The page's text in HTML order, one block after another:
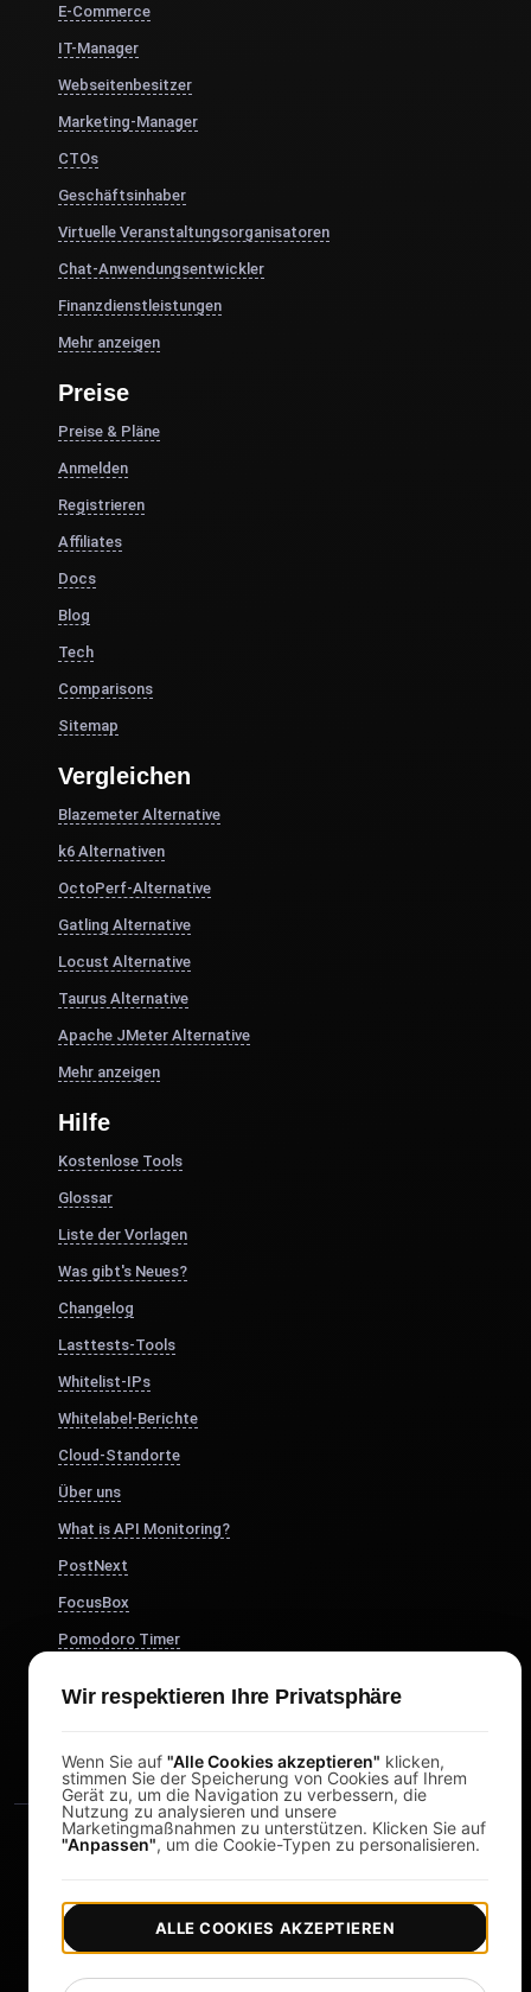
E-Commerce
IT-Manager
Webseitenbesitzer
Marketing-Manager
CTOs
Geschäftsinhaber
Virtuelle Veranstaltungsorganisatoren
Chat-Anwendungsentwickler
Finanzdienstleistungen
Mehr anzeigen
Preise
Preise & Pläne
Anmelden
Registrieren
Affiliates
Docs
Blog
Tech
Comparisons
Sitemap
Vergleichen
Blazemeter Alternative
k6 Alternativen
OctoPerf-Alternative
Gatling Alternative
Locust Alternative
Taurus Alternative
Apache JMeter Alternative
Mehr anzeigen
Hilfe
Kostenlose Tools
Glossar
Liste der Vorlagen
Was gibt's Neues?
Changelog
Lasttests-Tools
Whitelist-IPs
Whitelabel-Berichte
Cloud-Standorte
Über uns
What is API Monitoring?
PostNext
FocusBox
Pomodoro Timer
DesignerBox
Copyright © 2026 LoadFocus | Geschäftsbedingungen |
Datenschutzrichtlinie | Datenschutz |
Wir respektieren Ihre Privatsphäre
Wenn Sie auf "Alle Cookies akzeptieren" klicken,
stimmen Sie der Speicherung von Cookies auf Ihrem
Gerät zu, um die Navigation zu verbessern, die
Nutzung zu analysieren und unsere
Marketingmaßnahmen zu unterstützen. Klicken Sie auf
"Anpassen", um die Cookie-Typen zu personalisieren.
ALLE COOKIES AKZEPTIEREN